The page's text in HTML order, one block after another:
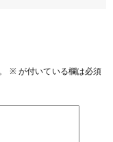
※が付いている欄は必須